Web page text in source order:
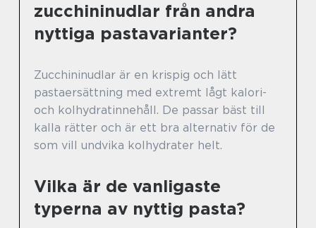
zucchininudlar från andra
nyttiga pastavarianter?
Zucchininudlar är en krispig och lätt
pastaersättning med extremt lågt kalori-
och kolhydratinnehåll. De passar bäst till
kalla rätter och är ett bra alternativ för de
som vill undvika kolhydrater helt.
Vilka är de vanligaste
typerna av nyttig pasta?